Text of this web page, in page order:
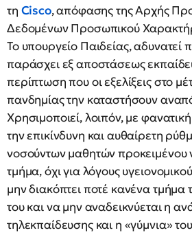
τη Cisco, απόφασης της Αρχής
Δεδομένων Προσωπικού
Το υπουργείο Παιδείας, αδυνατεί
παράσχει εξ αποστάσεως
περίπτωση που οι εξελίξεις στο
πανδημίας την καταστήσουν
Χρησιμοποιεί, λοιπόν, με
την επικίνδυνη και αυθαίρετη
νοσούντων μαθητών προκειμένου
τμήμα, όχι για λόγους
μην διακόπτει ποτέ κανένα τμήμα
του και να μην αναδεικνύεται η
τηλεκπαίδευσης και η «γύμνια»